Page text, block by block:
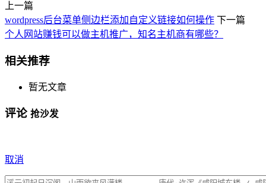
上一篇
wordpress后台菜单侧边栏添加自定义链接如何操作 下一篇
个人网站赚钱可以做主机推广，知名主机商有哪些？
相关推荐
暂无文章
评论 抢沙发
取消